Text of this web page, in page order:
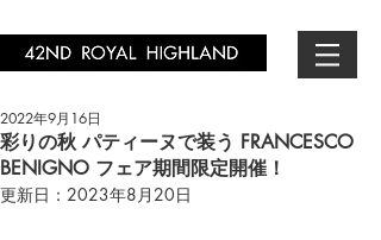
彩りの秋 パティーヌで装う FRANCESCO
BENIGNO フェア期間限定開催！
2022年9月16日
更新日： 2023年8月20日